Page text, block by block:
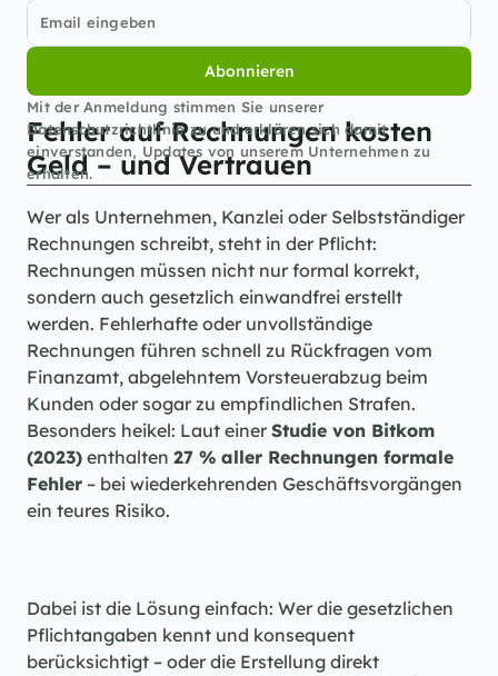
Abonnieren
Mit der Anmeldung stimmen Sie unserer
Datenschutzrichtlinie zu und erklären sich damit
einverstanden, Updates von unserem Unternehmen zu
erhalten.
Fehler auf Rechnungen kosten
Geld – und Vertrauen
Wer als Unternehmen, Kanzlei oder Selbstständiger
Rechnungen schreibt, steht in der Pflicht:
Rechnungen müssen nicht nur formal korrekt,
sondern auch gesetzlich einwandfrei erstellt
werden. Fehlerhafte oder unvollständige
Rechnungen führen schnell zu Rückfragen vom
Finanzamt, abgelehntem Vorsteuerabzug beim
Kunden oder sogar zu empfindlichen Strafen.
Besonders heikel: Laut einer Studie von Bitkom
(2023) enthalten 27 % aller Rechnungen formale
Fehler – bei wiederkehrenden Geschäftsvorgängen
ein teures Risiko.
Dabei ist die Lösung einfach: Wer die gesetzlichen
Pflichtangaben kennt und konsequent
berücksichtigt – oder die Erstellung direkt